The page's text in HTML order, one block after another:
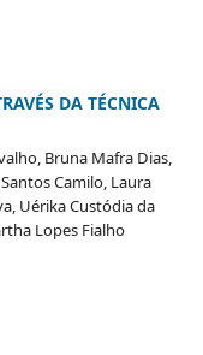
DA TÉCNICA
Bruna Mafra Dias,
Camilo, Laura
Uérika Custódia da
Lopes Fialho